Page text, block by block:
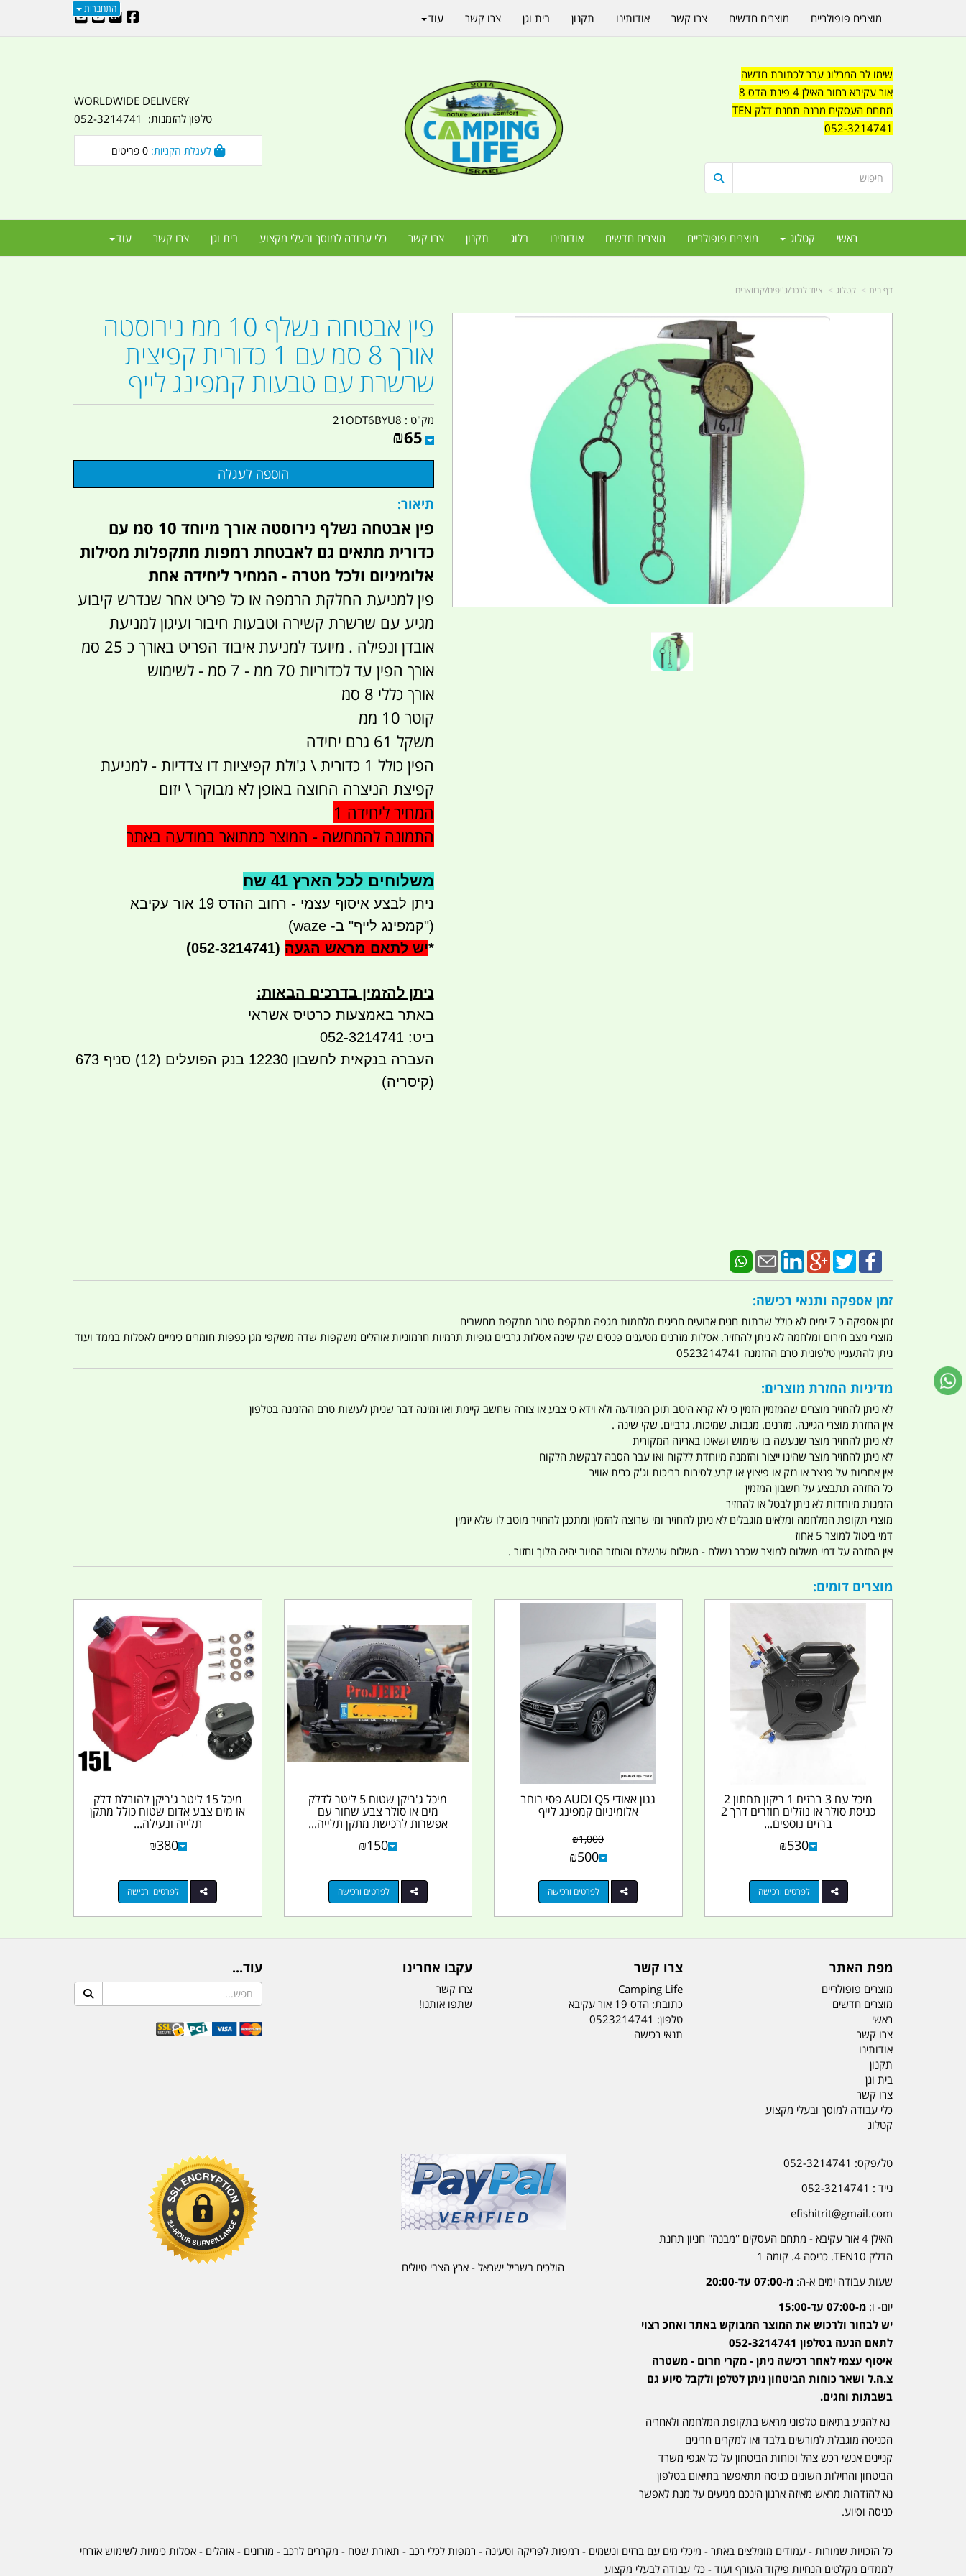
התחברות
שימו לב המרלוג עבר לכתובת חדשה
אור עקיבא רחוב האילן 4 פינת הדס 8
מתחם העסקים מבנה תחנת דלק TEN
052-3214741
WORLDWIDE DELIVERY
טלפון להזמנות: 052-3214741
0
ראשי קטלוג מוצרים פופולריים מוצרים חדשים אודותינו בלוג תקנון צרו קשר כלי עבודה למוסך ובעלי מקצוע בית וגן צרו קשר עוד
מוצרים פופולריים מוצרים חדשים צרו קשר אודותינו תקנון בית וגן צרו קשר עוד
דף בית קטלוג ציוד לרכב/ג'יפים/קרוואנים
פין אבטחה נשלף 10 ממ נירוסטה
אורך 8 סמ עם 1 כדורית קפיצית
שרשרת עם טבעות קמפינג לייף
מק"ט : 21ODT6BYU8
₪65
תיאור:
פין אבטחה נשלף נירוסטה אורך מיוחד 10 סמ עם
כדורית מתאים גם לאבטחת רמפות מתקפלות מסילות
אלומיניום ולכל מטרה - המחיר ליחידה אחת
פין למניעת החלקת הרמפה או כל פריט אחר שנדרש קיבוע
מגיע עם שרשרת קשירה וטבעות חיבור ועיגון למניעת
אובדן ונפילה . מיועד למניעת איבוד הפריט באורך כ 25 סמ
אורך הפין עד לכדוריות 70 ממ - 7 סמ - לשימוש
אורך כללי 8 סמ
קוטר 10 ממ
משקל 61 גרם יחידה
הפין כולל 1 כדורית \ ג'ולת קפיציות דו צדדיות - למניעת
קפיצת הניצרה החוצה באופן לא מבוקר \ יזום
המחיר ליחידה 1
התמונה להמחשה - המוצר כמתואר במודעה באתר
משלוחים לכל הארץ 41 שח
ניתן לבצע איסוף עצמי - רחוב ההדס 19 אור עקיבא
("קמפינג לייף" ב- waze)
*יש לתאם מראש הגעה (052-3214741)
ניתן להזמין בדרכים הבאות:
באתר באמצעות כרטיס אשראי
ביט: 052-3214741
העברה בנקאית לחשבון 12230 בנק הפועלים (12) סניף 673
(קיסריה)
זמן אספקה ותנאי רכישה:
זמן אספקה כ 7 ימים לא כולל שבתות חגים ארועים חריגים מלחמות מגפה מתקפת טרור מתקפת מחשבים
מוצרי מצב חירום ומלחמה לא ניתן להחזיר. אסלות מזרנים מטענים פנסים שקי שינה אסלות גרביים גופיות תרמיות חרמוניות אוהלים משקפות שדה משקפי מגן כפפות חומרים כימיים לאסלות בממד ועוד
ניתן להתעניין טלפונית טרם ההזמנה 0523214741
מדיניות החזרת מוצרים:
לא ניתן להחזיר מוצרים שהמזמין הזמין כי לא קרא היטב תוכן המודעה ולא וידא כי צבע או צורה שחשב קיימת ואו זמינה דבר שניתן לעשות טרם ההזמנה בטלפון
אין החזרת מוצרי הגיינה. מזרנים. מגבות. שמיכות. גרביים. שקי שינה .
לא ניתן להחזיר מוצר שנעשה בו שימוש ושאינו באריזה המקורית
לא ניתן להחזיר מוצר שהינו ייצור והזמנה מיוחדת ללקוח ואו עבר הסבה לבקשת הלקוח
אין אחריות על פנצר או נזק או פיצוץ או קרע לסירות בריכות וג'ק כרית אוויר
כל החזרה תתבצע על חשבון המזמין
הזמנות מיוחדות לא ניתן לבטל או להחזיר
מוצרי תקופת המלחמה ומלאים מוגבלים לא ניתן להחזיר ומי שרוצה להזמין ומתכנן להחזיר מוטב לו שלא יזמין
דמי ביטול למוצר 5 אחוז
אין החזרה על דמי משלוח למוצר שכבר נשלח - משלוח שנשלח והוחזר החיוב יהיה הלוך וחזור .
מוצרים דומים:
מיכל עם 3 ברזים 1 ריקון תחתון 2
כניסת סולר או נוזלים חוזרים דרך 2
ברזים נוספים...
₪530
לפרטים ורכישה
גגון אאודי AUDI Q5 פסי רוחב
אלומיניום קמפינג לייף
₪1,000
₪500
לפרטים ורכישה
מיכל ג'ריקן שטוח 5 ליטר לדלק
מים או סולר צבע שחור עם
אפשרות לרכישת מתקן תלייה...
₪150
לפרטים ורכישה
מיכל 15 ליטר ג'ריקן להובלת דלק
או מים צבע אדום שטוח כולל מתקן
תלייה ונעילה...
₪380
לפרטים ורכישה
מפת האתר
מוצרים פופולריים
מוצרים חדשים
ראשי
צרו קשר
אודותינו
תקנון
בית וגן
צרו קשר
כלי עבודה למוסך ובעלי מקצוע
קטלוג
צרו קשר
Camping Life
כתובת: הדס 19 אור עקיבא
טלפון: 0523214741
תנאי רכישה
עקבו אחרינו
צרו קשר
שתפו אותנו!
עוד...
טל/פקס: 052-3214741
נייד : 052-3214741
efishitrit@gmail.com
האילן 4 אור עקיבא - מתחם העסקים ''מבנה'' חניון תחנת
הדלק TEN10. כניסה 4. קומה 1
שעות עבודה ימים א-ה: מ-07:00 עד-20:00
יום- ו: מ-07:00 עד-15:00
יש לבחור ולרכוש את המוצר המבוקש באתר ואחכ רצוי
לתאם הגעה בטלפון 052-3214741
איסוף עצמי לאחר רכישה ניתן - מקרי חרום - משטרה
צ.ה.ל ושאר כוחות הביטחון ניתן לטלפן ולקבל סיוע גם
בשבתות וחגים.
נא להגיע בתיאום טלפוני מראש בתקופת המלחמה ולאחריה
הכניסה מוגבלת למורשים בלבד ואו למקרים חריגים
קניינים אנשי רכש צהל וכוחות הביטחון על כל אגפי משרד
הביטחון והחילות השונים כניסה תתאפשר בתיאום בטלפון
נא להזדהות מראש מאיזה ארגון הינכם מגיעים על מנת לאפשר
כניסה וסיוע.
הולכים בשביל ישראל - ארץ הצבי טיולים
כל הזכויות שמורות - עמודים מומלצים באתר - מיכלי מים עם ברזים ונשמים - רמפות לפריקה וטעינה - רמפות לכלי רכב - תאורת שטח - מקררים לרכב - מזרונים - אוהלים - אסלות כימיות לשימוש אזרחי
לממדים מקלטים הנחיות פיקוד העורף ועוד - כלי עבודה לבעלי מקצוע